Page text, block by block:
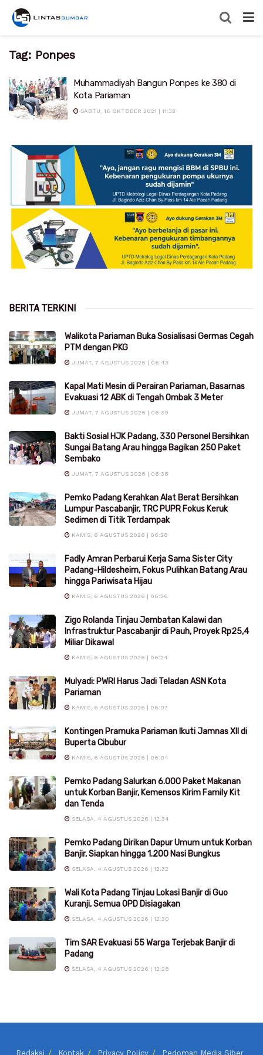
Tag: Ponpes
Muhammadiyah Bangun Ponpes ke 380 di
Kota Pariaman
SABTU, 16 OKTOBER 2021 | 11:32
BERITA TERKINI
Walikota Pariaman Buka Sosialisasi Germas Cegah
PTM dengan PKG
JUMAT, 7 AGUSTUS 2026 | 06:43
Kapal Mati Mesin di Perairan Pariaman, Basarnas
Evakuasi 12 ABK di Tengah Ombak 3 Meter
JUMAT, 7 AGUSTUS 2026 | 06:39
Bakti Sosial HJK Padang, 330 Personel Bersihkan
Sungai Batang Arau hingga Bagikan 250 Paket
Sembako
JUMAT, 7 AGUSTUS 2026 | 06:38
Pemko Padang Kerahkan Alat Berat Bersihkan
Lumpur Pascabanjir, TRC PUPR Fokus Keruk
Sedimen di Titik Terdampak
KAMIS, 6 AGUSTUS 2026 | 06:28
Fadly Amran Perbarui Kerja Sama Sister City
Padang-Hildesheim, Fokus Pulihkan Batang Arau
hingga Pariwisata Hijau
KAMIS, 6 AGUSTUS 2026 | 06:26
Zigo Rolanda Tinjau Jembatan Kalawi dan
Infrastruktur Pascabanjir di Pauh, Proyek Rp25,4
Miliar Dikawal
KAMIS, 6 AGUSTUS 2026 | 06:24
Mulyadi: PWRI Harus Jadi Teladan ASN Kota
Pariaman
KAMIS, 6 AGUSTUS 2026 | 06:07
Kontingen Pramuka Pariaman Ikuti Jamnas XII di
Buperta Cibubur
KAMIS, 6 AGUSTUS 2026 | 06:04
Pemko Padang Salurkan 6.000 Paket Makanan
untuk Korban Banjir, Kemensos Kirim Family Kit
dan Tenda
SELASA, 4 AGUSTUS 2026 | 12:34
Pemko Padang Dirikan Dapur Umum untuk Korban
Banjir, Siapkan hingga 1.200 Nasi Bungkus
SELASA, 4 AGUSTUS 2026 | 12:32
Wali Kota Padang Tinjau Lokasi Banjir di Guo
Kuranji, Semua OPD Disiagakan
SELASA, 4 AGUSTUS 2026 | 12:30
Tim SAR Evakuasi 55 Warga Terjebak Banjir di
Padang
SELASA, 4 AGUSTUS 2026 | 12:28
Redaksi Kontak Privacy Policy Pedoman Media Siber